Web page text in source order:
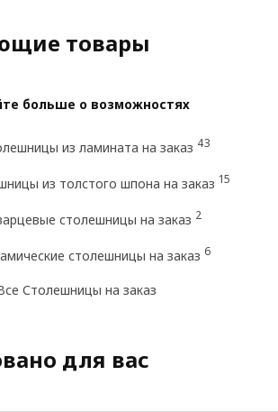
товары
больше о возможностях
из ламината на заказ 43
из толстого шпона на заказ 15
столешницы на заказ 2
столешницы на заказ 6
Столешницы на заказ
для вас